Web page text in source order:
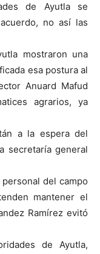
de Ayutla se
no así las
mostraron una
esa postura al
Anuard Mafud
agrarios, ya
a la espera del
secretaría general
del campo
mantener el
Ramírez evitó
de Ayutla,